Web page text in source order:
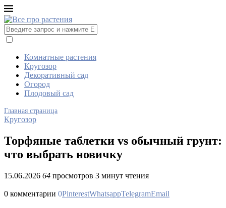
Комнатные растения
Кругозор
Декоративный сад
Огород
Плодовый сад
Главная страница
Кругозор
Торфяные таблетки vs обычный грунт:
что выбрать новичку
15.06.2026 64 просмотров 3 минут чтения
0 комментарии 0PinterestWhatsappTelegramEmail